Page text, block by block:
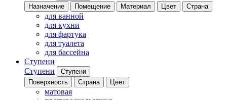
Назначение
Помещение Материал Цвет Страна
для ванной
для кухни
для фартука
для туалета
для бассейна
Ступени
Ступени
Ступени
Поверхность
Страна Цвет
матовая